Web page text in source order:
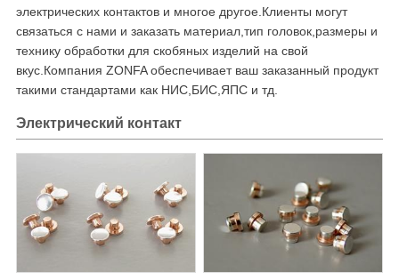
электрических контактов и многое другое.Клиенты могут
связаться с нами и заказать материал,тип головок,размеры и
технику обработки для скобяных изделий на свой
вкус.Компания ZONFA обеспечивает ваш заказанный продукт
такими стандартами как НИС,БИС,ЯПС и тд.
Электрический контакт